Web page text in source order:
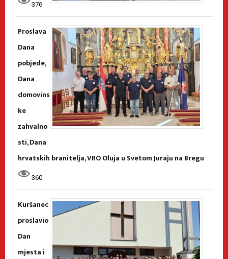
376
Proslava
Dana
pobjede,
Dana
domovins
ke
zahvalno
sti, Dana
hrvatskih branitelja, VRO Oluja u Svetom Juraju na Bregu
360
Kuršanec
proslavio
Dan
mjesta i